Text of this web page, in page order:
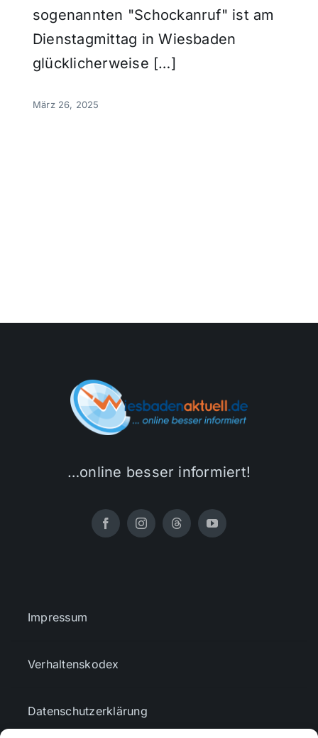
sogenannten "Schockanruf" ist am
Dienstagmittag in Wiesbaden
glücklicherweise […]
März 26, 2025
…online besser informiert!
Impressum
Verhaltenskodex
Datenschutzerklärung